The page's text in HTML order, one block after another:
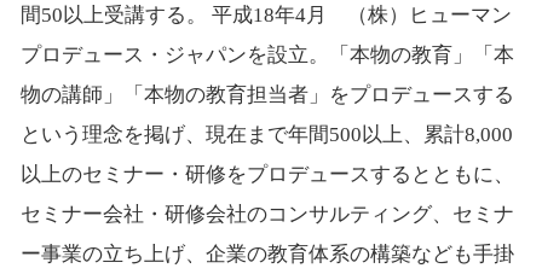
間50以上受講する。 平成18年4月 （株）ヒューマン
プロデュース・ジャパンを設立。「本物の教育」「本
物の講師」「本物の教育担当者」をプロデュースする
という理念を掲げ、現在まで年間500以上、累計8,000
以上のセミナー・研修をプロデュースするとともに、
セミナー会社・研修会社のコンサルティング、セミナ
ー事業の立ち上げ、企業の教育体系の構築なども手掛